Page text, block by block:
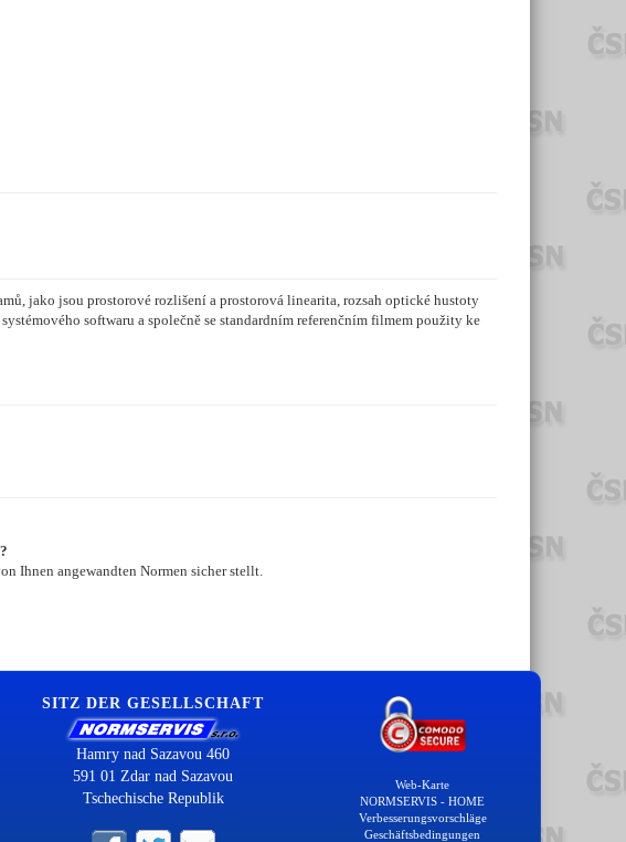
jako jsou prostorové rozlišení a prostorová linearita, rozsah optické hustoty
softwaru a společně se standardním referenčním filmem použity ke
Ihnen angewandten Normen sicher stellt.
SITZ DER GESELLSCHAFT
Hamry nad Sazavou 460
591 01 Zdar nad Sazavou
Tschechische Republik
Web-Karte
NORMSERVIS - HOME
Verbesserungsvorschläge
Geschäftsbedingungen